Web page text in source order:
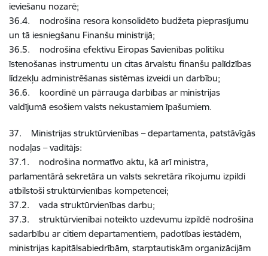
ieviešanu nozarē;
36.4. nodrošina resora konsolidēto budžeta pieprasījumu
un tā iesniegšanu Finanšu ministrijā;
36.5. nodrošina efektīvu Eiropas Savienības politiku
īstenošanas instrumentu un citas ārvalstu finanšu palīdzības
līdzekļu administrēšanas sistēmas izveidi un darbību;
36.6. koordinē un pārrauga darbības ar ministrijas
valdījumā esošiem valsts nekustamiem īpašumiem.
37. Ministrijas struktūrvienības – departamenta, patstāvīgās
nodaļas – vadītājs:
37.1. nodrošina normatīvo aktu, kā arī ministra,
parlamentārā sekretāra un valsts sekretāra rīkojumu izpildi
atbilstoši struktūrvienības kompetencei;
37.2. vada struktūrvienības darbu;
37.3. struktūrvienībai noteikto uzdevumu izpildē nodrošina
sadarbību ar citiem departamentiem, padotības iestādēm,
ministrijas kapitālsabiedrībām, starptautiskām organizācijām